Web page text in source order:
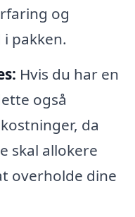
og
pakken.
Hvis du har en
også
da
skal allokere
overholde dine